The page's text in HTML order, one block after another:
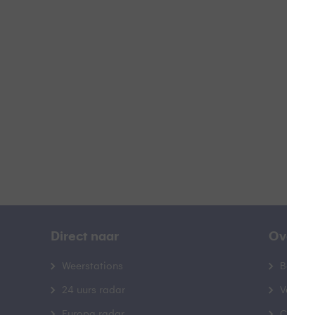
Direct naar
Weerstations
24 uurs radar
Over